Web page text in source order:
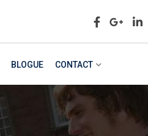
BLOGUE CONTACT